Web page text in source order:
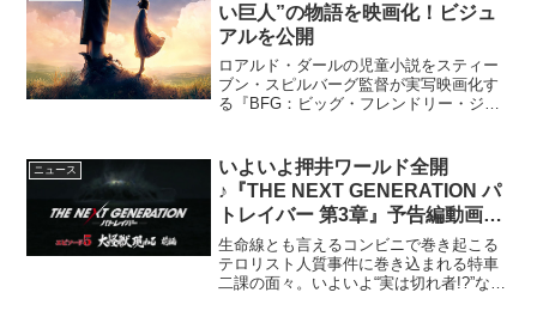
い巨人”の物語を映画化！ビジュ
アルを公開
ロアルド・ダールの児童小説をスティー
ブン・スピルバーグ監督が実写映画化す
る『BFG：ビッグ・フレンドリー・ジャ
スピルバーグ最新作『BFG：ビッグ・フ
レンドリー・ジ...
ニュース
いよいよ押井ワールド全開
♪『THE NEXT GENERATION パ
トレイバー 第3章』予告編動画が
公開！
生命線とも言えるコンビニで巻き起こる
テロリスト人質事件に巻き込まれる特車
二課の面々。いよいよ“実は切れ者!?”な後